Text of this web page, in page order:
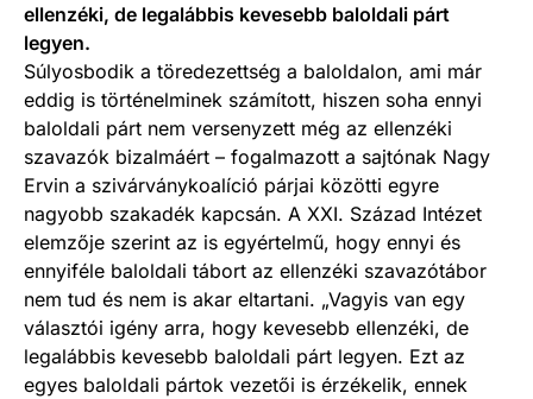
ellenzéki, de legalábbis kevesebb baloldali párt
legyen.
Súlyosbodik a töredezettség a baloldalon, ami már
eddig is történelminek számított, hiszen soha ennyi
baloldali párt nem versenyzett még az ellenzéki
szavazók bizalmáért – fogalmazott a sajtónak Nagy
Ervin a szivárványkoalíció párjai közötti egyre
nagyobb szakadék kapcsán. A XXI. Század Intézet
elemzője szerint az is egyértelmű, hogy ennyi és
ennyiféle baloldali tábort az ellenzéki szavazótábor
nem tud és nem is akar eltartani. „Vagyis van egy
választói igény arra, hogy kevesebb ellenzéki, de
legalábbis kevesebb baloldali párt legyen. Ezt az
egyes baloldali pártok vezetői is érzékelik, ennek